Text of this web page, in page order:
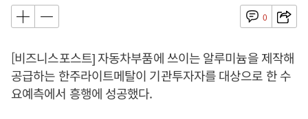
0
[비즈니스포스트] 자동차부품에 쓰이는 알루미늄을 제작해
공급하는 한주라이트메탈이 기관투자자를 대상으로 한 수
요예측에서 흥행에 성공했다.